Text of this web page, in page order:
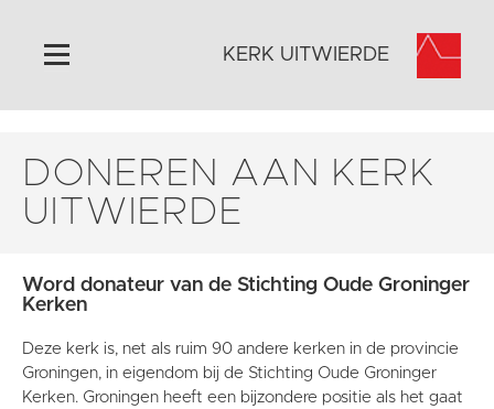
Algemeen
Historie
Activiteiten
Contact
Vaktaal
KERK UITWIERDE
DONEREN AAN KERK
UITWIERDE
Word donateur van de Stichting Oude Groninger
Kerken
Deze kerk is, net als ruim 90 andere kerken in de provincie
Groningen, in eigendom bij de Stichting Oude Groninger
Kerken. Groningen heeft een bijzondere positie als het gaat